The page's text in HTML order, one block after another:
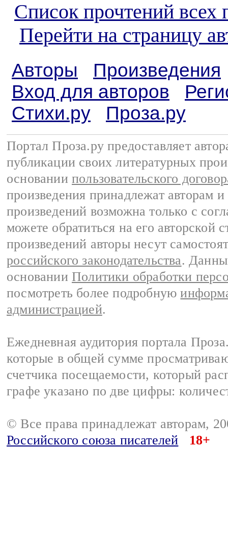
Список прочтений всех
Перейти на страницу
Авторы
Произведения
Вход для авторов
Стихи.ру
Проза.ру
Портал Проза.ру предоставляет
публикации своих литературных
основании пользовательского
произведения принадлежат авторам
произведений возможна только с
можете обратиться на его авторской
произведений авторы несут
российского законодательства.
основании Политики обработки
посмотреть более подробную
администрацией.
Ежедневная аудитория портала
которые в общей сумме
счетчика посещаемости, который
графе указано по две цифры:
© Все права принадлежат авторам,
Российского союза писателей
18+